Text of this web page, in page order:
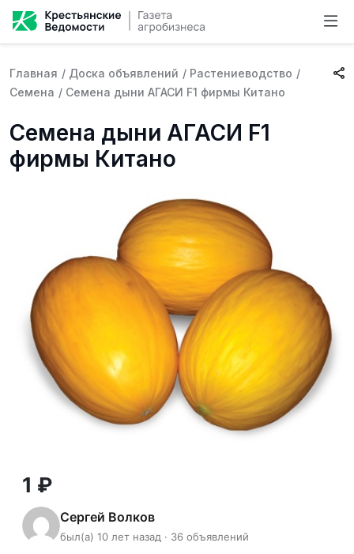
Главная / Доска объявлений / Растениеводство /
Семена / Семена дыни АГАСИ F1 фирмы Китано
Семена дыни АГАСИ F1
фирмы Китано
1 ₽
Сергей Волков
был(а) 10 лет назад · 36 объявлений